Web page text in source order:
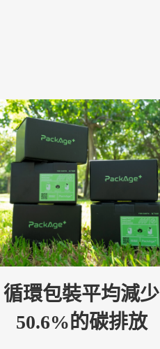
循環包裝平均減少
50.6%的碳排放